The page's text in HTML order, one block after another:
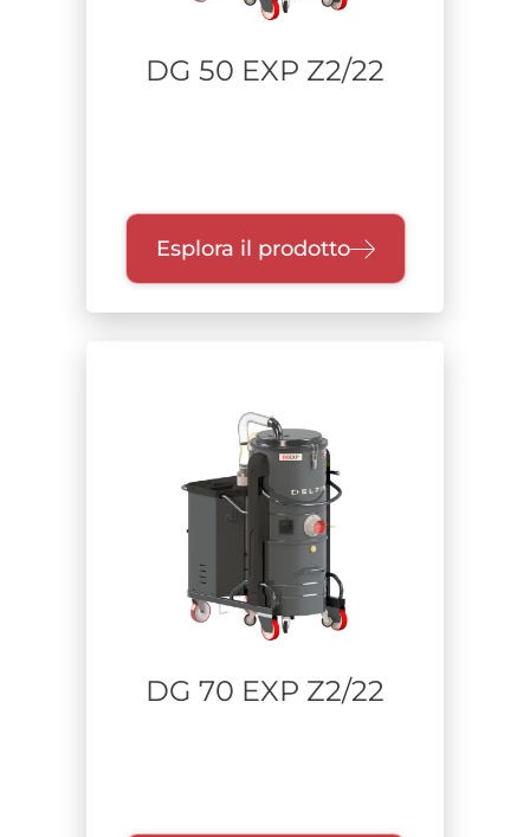
DG 50 EXP Z2/22
Esplora il prodotto
DG 70 EXP Z2/22